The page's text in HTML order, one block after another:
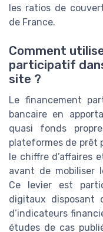
les ratios de
de France.
Comment
participatif
site ?
Le financement
bancaire en
quasi fonds
plateformes de prêt
le chiffre d’affaires
avant de mobiliser
Ce levier est
digitaux disposant
d’indicateurs
études de cas